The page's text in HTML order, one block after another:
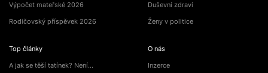
Výpočet mateřské 2026
Rodičovský příspěvek 2026
Top články
A jak se těší tatínek? Není…
Duševní zdraví
Ženy v politice
O nás
Inzerce